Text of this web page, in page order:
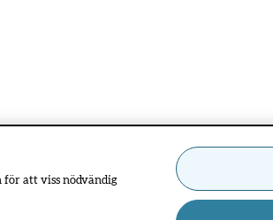
för att viss nödvändig